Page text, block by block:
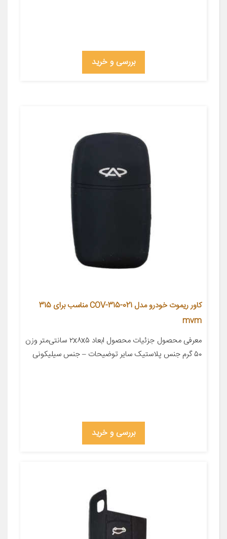
بررسی و خرید
کاور ریموت خودرو مدل COV-315-021 مناسب برای 315
mvm
معرفی محصول جزئیات محصول ابعاد ۲x۸x۵ سانتی‌متر وزن
۵۰ گرم جنس پلاستیک سایر توضیحات – جنس سیلیکونی
بررسی و خرید